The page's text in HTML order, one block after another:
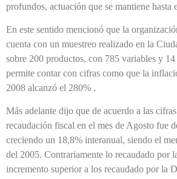
profundos, actuación que se mantiene hasta
En este sentido mencionó que la
cuenta con un muestreo realizado en la
sobre 200 productos, con 785 variables y
permite contar con cifras como que la
2008 alcanzó el 280% .
Más adelante dijo que de acuerdo a las
recaudación fiscal en el mes de Agosto fue
creciendo un 18,8% interanual, siendo el
del 2005. Contrariamente lo recaudado por
incremento superior a los recaudado por la